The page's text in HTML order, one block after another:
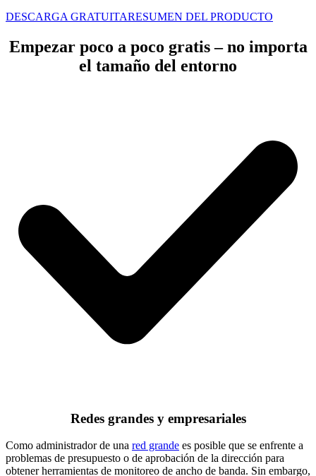
DESCARGA GRATUITARESUMEN DEL PRODUCTO
Empezar poco a poco gratis – no importa
el tamaño del entorno
Redes grandes y empresariales
Como administrador de una red grande es posible que se enfrente a
problemas de presupuesto o de aprobación de la dirección para
obtener herramientas de monitoreo de ancho de banda. Sin embargo,